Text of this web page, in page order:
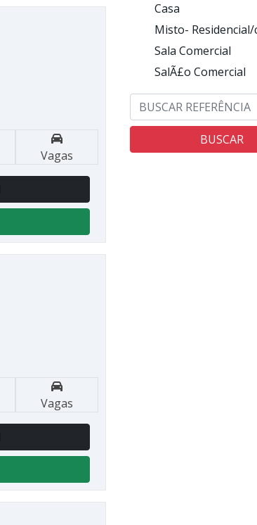
Vagas
Vagas
Casa
Misto-
Sala Comercial
SalÃ£o Comercial
BUSCAR